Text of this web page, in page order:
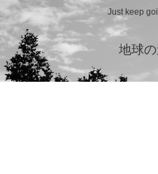
Just keep
地球